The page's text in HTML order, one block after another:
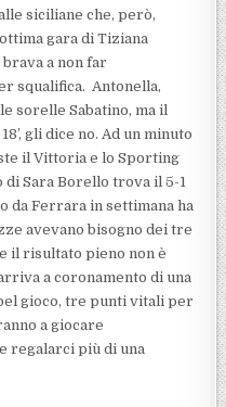
siciliane che, però,
gara di Tiziana
a non far
squalifica. Antonella,
sorelle Sabatino, ma il
gli dice no. Ad un minuto
il Vittoria e lo Sporting
Sara Borello trova il 5-1
da Ferrara in settimana ha
avevano bisogno dei tre
il risultato pieno non è
a coronamento di una
gioco, tre punti vitali per
a giocare
regalarci più di una